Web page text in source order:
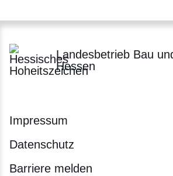
Landesbetrieb Bau
Hessen
Impressum
Datenschutz
Barriere melden